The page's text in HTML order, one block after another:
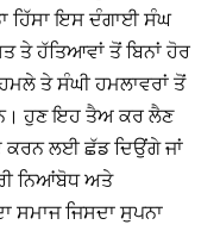
ਹਿੱਸਾ ਇਸ ਦੰਗਾਈ ਸੰਘ
ਤੇ ਹੱਤਿਆਵਾਂ ਤੋਂ ਬਿਨਾਂ ਹੋਰ
ਤੇ ਸੰਘੀ ਹਮਲਾਵਰਾਂ ਤੋਂ
ਹੁਣ ਇਹ ਤੈਅ ਕਰ ਲੈਣ
ਕਰਨ ਲਈ ਛੱਡ ਦਿਉਂਗੇ ਜਾਂ
ਨਿਆਂਬੋਧ ਅਤੇ
ਸਮਾਜ ਜਿਸਦਾ ਸੁਪਨਾ